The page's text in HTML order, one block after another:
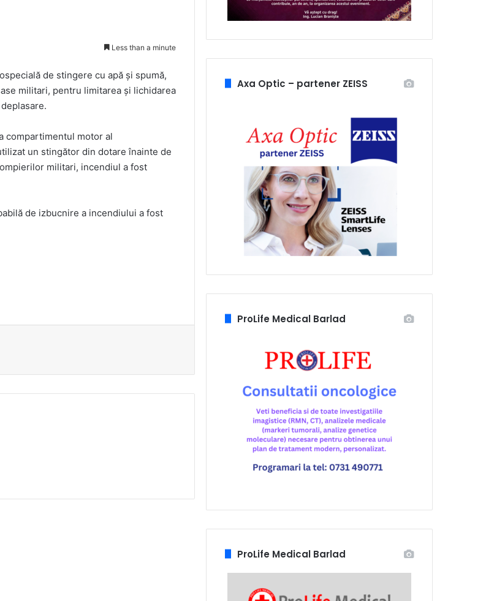
Less than a minute
de stingere cu apă și spumă,
militari, pentru limitarea și lichidarea
compartimentul motor al
un stingător din dotare înainte de
militari, incendiul a fost
de izbucnire a incendiului a fost
Axa Optic – partener ZEISS
ProLife Medical Barlad
ProLife Medical Barlad